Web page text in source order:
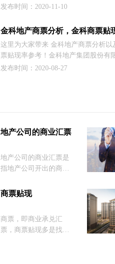
0%多，电子银行承兑的话肯定低很多
票贴息年化就在：8%到15%，而一些
则在20%左右了哦。
发布时间：2020-11-10
这里为大家带来 金科地产商票分析以
票贴现率参考！金科地产集团股份有
（以下简称金科或公司）成立于1998
发布时间：2020-08-27
地产公司的商业汇票
​地产公司的商业汇票是
指地产公司开出的商业
地产、蓝光地产、华润
由于地产公司的负债率
较高，并且目前房地产
商票贴现
商票，即商业承兑汇
票，商票贴现多是找第